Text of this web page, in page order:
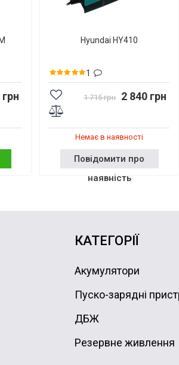
Hyundai HY410
1
1 715 грн 2 840 грн
Немає в наявності
Повідомити про
наявність
КАТЕГОРІЇ
Акумулятори
Пуско-зарядні
ДБЖ
Резервне живлення